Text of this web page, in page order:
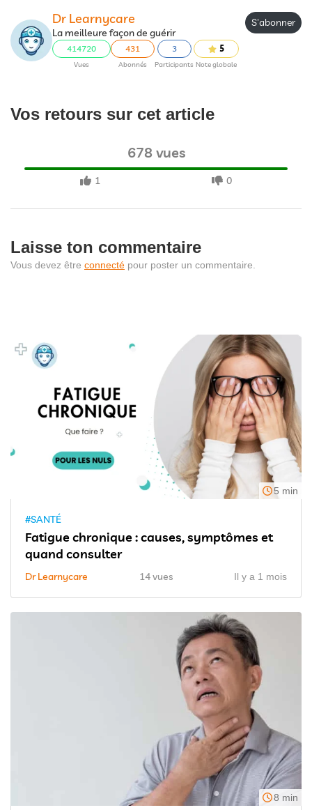
Dr Learnycare
La meilleure façon de guérir
414720
Vues
431
Abonnés
3
Participants
5
Note globale
S'abonner
Vos retours sur cet article
678 vues
1 0
Laisse ton commentaire
Vous devez être connecté pour poster un commentaire.
5 min
#SANTÉ
Fatigue chronique : causes, symptômes et
quand consulter
Dr Learnycare 14 vues Il y a 1 mois
8 min